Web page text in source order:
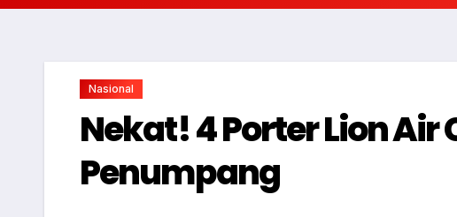
Nasional
Nekat! 4 Porter Lion Air
Penumpang